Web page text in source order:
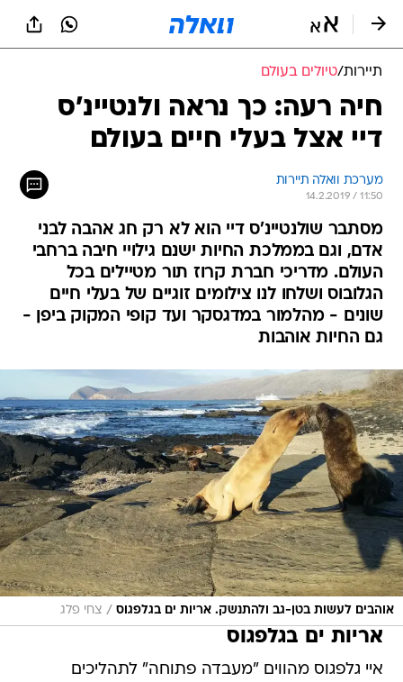
תיירות/טיולים בעולם
חיה רעה: כך נראה ולנטיינ'ס
דיי אצל בעלי חיים בעולם
מערכת וואלה תיירות
14.2.2019 / 11:50
מסתבר שולנטיינ'ס דיי הוא לא רק חג אהבה לבני
אדם, וגם בממלכת החיות ישנם גילויי חיבה ברחבי
העולם. מדריכי חברת קרוז תור מטיילים בכל
הגלובוס ושלחו לנו צילומים זוגיים של בעלי חיים
שונים - מהלמור במדגסקר ועד קופי המקוק ביפן -
גם החיות אוהבות
אוהבים לעשות בטן-גב ולהתנשק. אריות ים בגלפגוס / צחי פלג
אריות ים בגלפגוס
איי גלפגוס מהווים "מעבדה פתוחה" לתהליכים